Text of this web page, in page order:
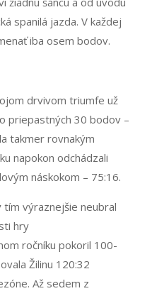
spanilá jazda. V každej
iba osem bodov.
drvivom triumfe už
priepastných 30 bodov –
takmer rovnakým
napokon odchádzali
náskokom – 75:16.
výraznejšie neubral
hry
ročníku pokoril 100-
Žilinu 120:32
Až sedem z